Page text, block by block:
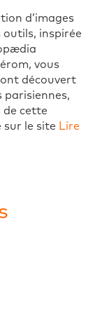
d’images
inspirée
vous
découvert
parisiennes,
de cette
sur le site Lire